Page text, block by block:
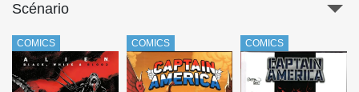
Scénario
COMICS COMICS COMICS